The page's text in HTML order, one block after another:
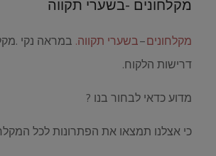
מקלחונים -בשערי תקווה
מקלחונים–בשערי תקווה. במראה נקי
דרישות הלקוח.
מדוע כדאי לבחור בנו ?
כי אצלנו תמצאו את הפתרונות לכל